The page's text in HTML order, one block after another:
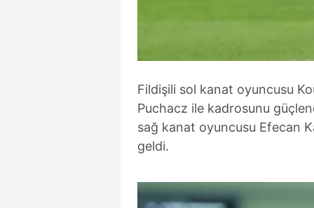
Fildişili sol kanat oyuncusu
Puchacz ile kadrosunu
sağ kanat oyuncusu Efecan
geldi.